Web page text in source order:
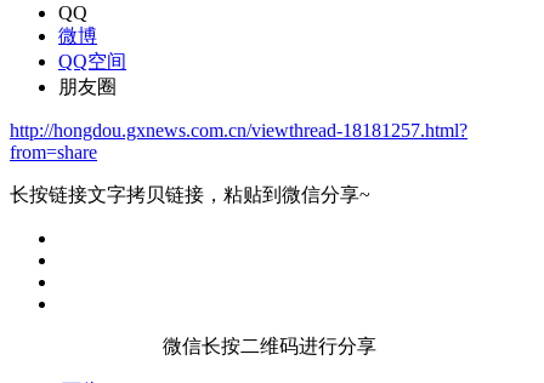
QQ
微博
QQ空间
朋友圈
http://hongdou.gxnews.com.cn/viewthread-18181257.html?
from=share
长按链接文字拷贝链接，粘贴到微信分享~
微信长按二维码进行分享